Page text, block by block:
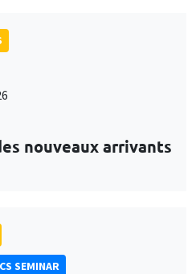
nouveaux arrivants
SEMINAR